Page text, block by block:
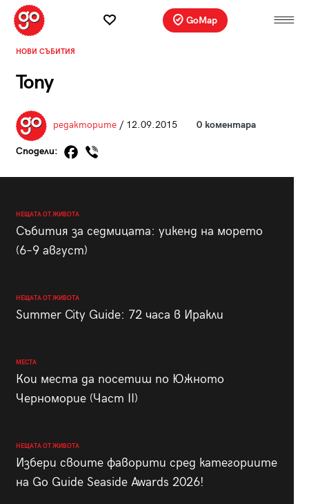
GoMap
НОВИ СЪБИТИЯ
Tony
редакторите/ 12.09.2015 0 коментара
Сподели:
НЕЩАТА ОТ ЖИВОТА
Събития за седмицата: уикенд на морето
(6–9 август)
НЕЩАТА ОТ ЖИВОТА
Summer City Guide: 72 часа в Иракли
МЕСТА
Кои места да посетиш по Южното
Черноморие (Част II)
НЕЩАТА ОТ ЖИВОТА
Избери своите фаворити сред категориите
на Go Guide Seaside Awards 2026!